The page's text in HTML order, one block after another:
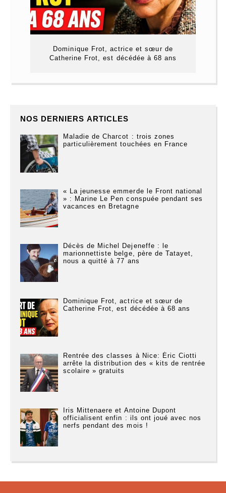
Dominique Frot, actrice et sœur de
Catherine Frot, est décédée à 68 ans
NOS DERNIERS ARTICLES
Maladie de Charcot : trois zones
particulièrement touchées en France
« La jeunesse emmerde le Front national
» : Marine Le Pen conspuée pendant ses
vacances en Bretagne
Décès de Michel Dejeneffe : le
marionnettiste belge, père de Tatayet,
nous a quitté à 77 ans
Dominique Frot, actrice et sœur de
Catherine Frot, est décédée à 68 ans
Rentrée des classes à Nice: Éric Ciotti
arrête la distribution des « kits de rentrée
scolaire » gratuits
Iris Mittenaere et Antoine Dupont
officialisent enfin : ils ont joué avec nos
nerfs pendant des mois !